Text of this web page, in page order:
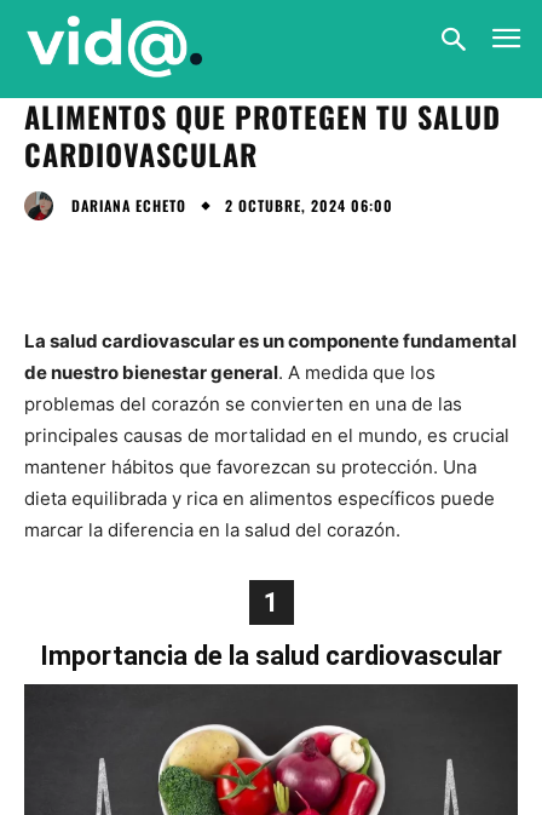
ALIMENTOS QUE PROTEGEN TU SALUD
CARDIOVASCULAR
DARIANA ECHETO 2 OCTUBRE, 2024 06:00
La salud cardiovascular es un componente fundamental
de nuestro bienestar general. A medida que los
problemas del corazón se convierten en una de las
principales causas de mortalidad en el mundo, es crucial
mantener hábitos que favorezcan su protección. Una
dieta equilibrada y rica en alimentos específicos puede
marcar la diferencia en la salud del corazón.
1
Importancia de la salud cardiovascular